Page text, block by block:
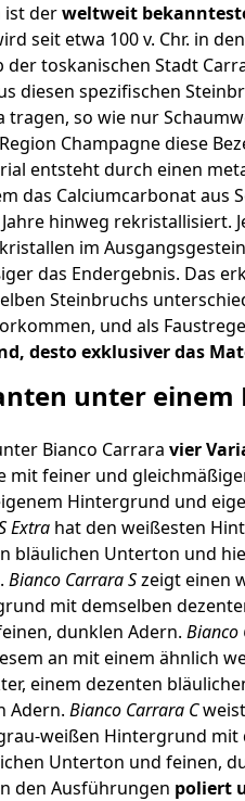
ist derweltweit
seit etwa 100 v. Chr. in
der toskanischen Stadt
diesen spezifischen
tragen, so wie nur
Champagne diese
entsteht durch einen
das Calciumcarbonat aus
hinweg rekristallisiert.
im
das Endergebnis. Das
Steinbruchs
und als
desto exklusiver das
unter einem
Bianco Carrara vier
mit feiner und
Hintergrund und
Extra hat den weißesten
bläulichen Unterton und
Bianco Carrara Szeigt einen
mit demselben
dunklen Adern. Bianco
an mit einem ähnlich
einem dezenten
Adern. Bianco Carrara C
weißen Hintergrund mit
Unterton und feinen,
den Ausführungen poliert